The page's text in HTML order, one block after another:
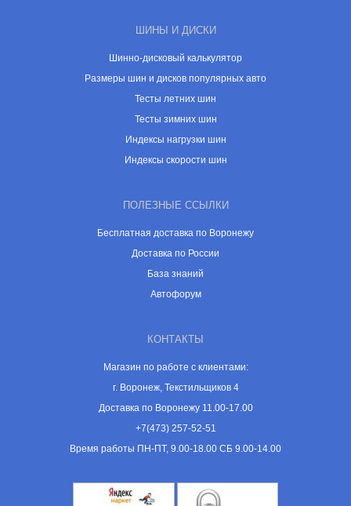
ШИНЫ И ДИСКИ
Шинно-дисковый калькулятор
Размеры шин и дисков популярных авто
Тесты летних шин
Тесты зимних шин
Индексы нагрузки шин
Индексы скорости шин
ПОЛЕЗНЫЕ ССЫЛКИ
Бесплатная доставка по Воронежу
Доставка по России
База знаний
Автофорум
КОНТАКТЫ
Магазин по работе с клиентами:
г. Воронеж, Текстильщиков 4
Доставка по Воронежу 11.00-17.00
+7(473) 257-52-51
Время работы ПН-ПТ, 9.00-18.00 СБ 9.00-14.00